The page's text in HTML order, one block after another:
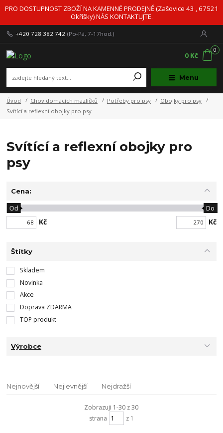
PRO DOSTUPNOST ZBOŽÍ NA KAMENNÉ PRODEJNĚ (Zašovice 43 , 67521
Okříšky) NÁS KONTAKTUJTE.
Menu
+420 728 382 742 (Po-Pá, 7-17hod.)
0
0 Kč
Úvod Chov domácích mazlíčků Potřeby pro psy
Obojky pro psy
Svítící a reflexní obojky pro psy
Svítící a reflexní obojky pro
psy
Cena:
Kč
Od Do
Kč
Štítky
Skladem
Novinka
Akce
Doprava ZDARMA
TOP produkt
Výrobce
Nejnovější Nejlevnější Nejdražší
Zobrazuji 1-30 z 30
strana
z 1